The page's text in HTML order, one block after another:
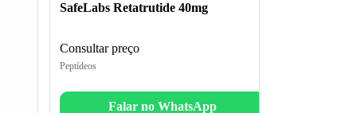
SafeLabs Retatrutide 40mg
Consultar preço
Peptídeos
Falar no WhatsApp